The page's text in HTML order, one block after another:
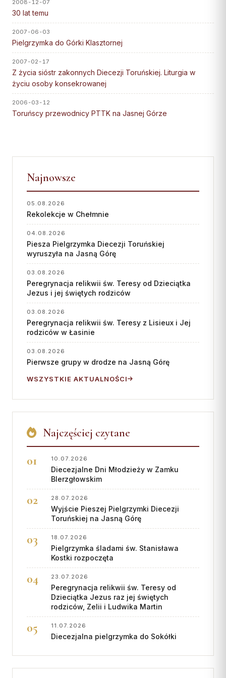
KURIA
Kuria Diecezjalna
Wydziały
Sąd Biskupi
Wydawnictwo
Konta bankowe
CENTRUM MEDIALNE
Współpraca
„GŁOS Z TORUNIA"
Redakcja
Współpraca
KONTAKT
Dane kurii
Msze święte online
Kalendarz liturgiczny
Franciszkański Zakon
Świeckich
Skauci Króla
Bractwo św. Józefa
2008-12-07
30 lat temu
2007-06-03
Pielgrzymka do Górki Klasztornej
2007-02-17
Z życia sióstr zakonnych Diecezji Toruńskiej. Liturgia w
życiu osoby konsekrowanej
2006-03-12
Toruńscy przewodnicy PTTK na Jasnej Górze
Najnowsze
05.08.2026
Rekolekcje w Chełmnie
04.08.2026
Piesza Pielgrzymka Diecezji Toruńskiej
wyruszyła na Jasną Górę
03.08.2026
Peregrynacja relikwii św. Teresy od Dzieciątka
Jezus i jej świętych rodziców
03.08.2026
Peregrynacja relikwii św. Teresy z Lisieux i Jej
rodziców w Łasinie
03.08.2026
Pierwsze grupy w drodze na Jasną Górę
WSZYSTKIE AKTUALNOŚCI
Najczęściej czytane
10.07.2026
Diecezjalne Dni Młodzieży w Zamku
BIerzgłowskim
28.07.2026
Wyjście Pieszej Pielgrzymki Diecezji
Toruńskiej na Jasną Górę
18.07.2026
Pielgrzymka śladami św. Stanisława
Kostki rozpoczęta
23.07.2026
Peregrynacja relikwii św. Teresy od
Dzieciątka Jezus raz jej świętych
rodziców, Zelii i Ludwika Martin
11.07.2026
Diecezjalna pielgrzymka do Sokółki